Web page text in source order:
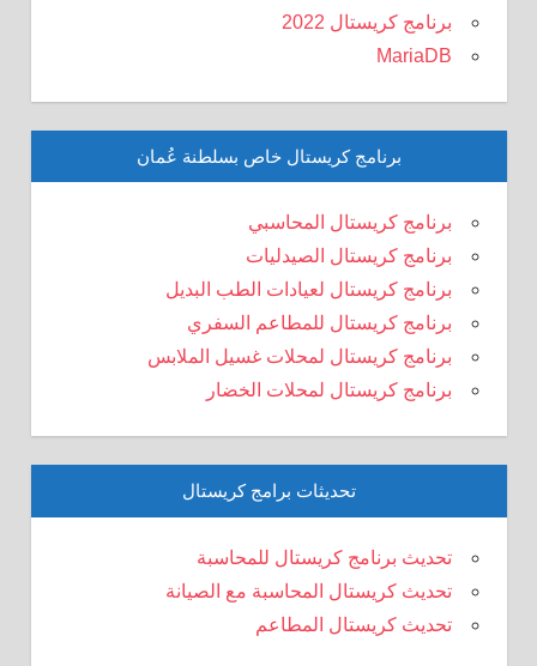
برنامج كريستال 2022
MariaDB
برنامج كريستال خاص بسلطنة عُمان
برنامج كريستال المحاسبي
برنامج كريستال الصيدليات
برنامج كريستال لعيادات الطب البديل
برنامج كريستال للمطاعم السفري
برنامج كريستال لمحلات غسيل الملابس
برنامج كريستال لمحلات الخضار
تحديثات برامج كريستال
تحديث برنامج كريستال للمحاسبة
تحديث كريستال المحاسبة مع الصيانة
تحديث كريستال المطاعم